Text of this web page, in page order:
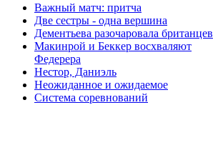
Важный матч: притча
Две сестры - одна вершина
Дементьева разочаровала британцев
Макинрой и Беккер восхваляют
Федерера
Нестор, Даниэль
Неожиданное и ожидаемое
Система соревнований